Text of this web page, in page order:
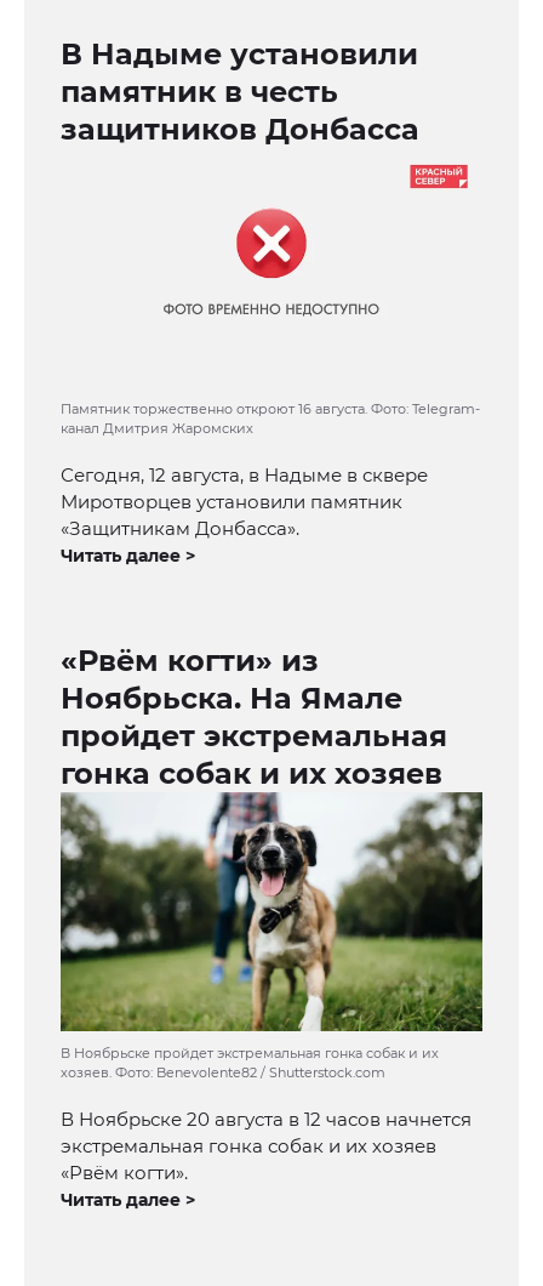
В Надыме установили
памятник в честь
защитников Донбасса
Памятник торжественно откроют 16 августа. Фото: Telegram-
канал Дмитрия Жаромских
Сегодня, 12 августа, в Надыме в сквере
Миротворцев установили памятник
«Защитникам Донбасса».
Читать далее >
«Рвём когти» из
Ноябрьска. На Ямале
пройдет экстремальная
гонка собак и их хозяев
В Ноябрьске пройдет экстремальная гонка собак и их
хозяев. Фото: Benevolente82 / Shutterstock.com
В Ноябрьске 20 августа в 12 часов начнется
экстремальная гонка собак и их хозяев
«Рвём когти».
Читать далее >